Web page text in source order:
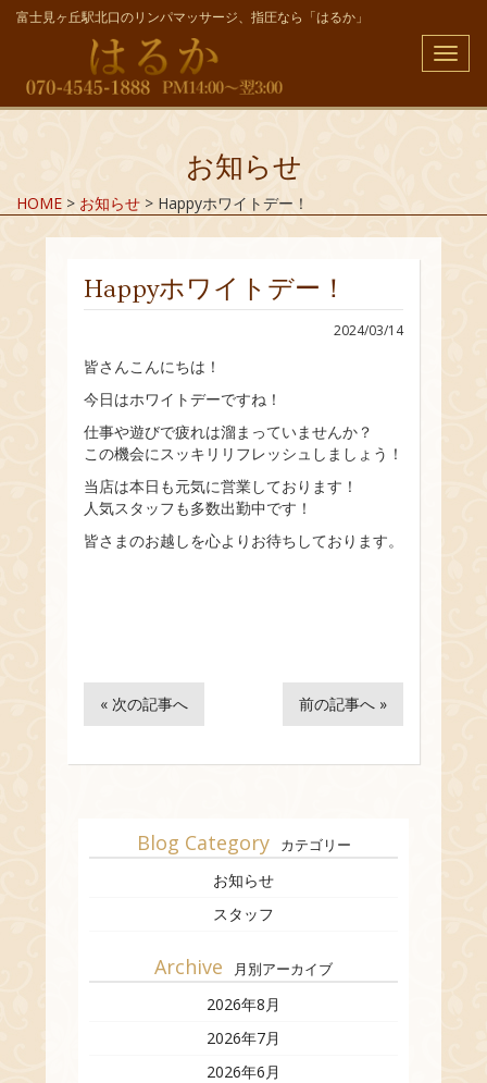
富士見ヶ丘駅北口のリンパマッサージ、指圧なら「はるか」
メ
ニ
お知らせ
HOME > お知らせ > Happyホワイトデー！
Happyホワイトデー！
2024/03/14
皆さんこんにちは！
今日はホワイトデーですね！
仕事や遊びで疲れは溜まっていませんか？
この機会にスッキリリフレッシュしましょう！
当店は本日も元気に営業しております！
人気スタッフも多数出勤中です！
皆さまのお越しを心よりお待ちしております。
« 次の記事へ 前の記事へ »
Blog Category カテゴリー
お知らせ
スタッフ
Archive 月別アーカイブ
2026年8月
2026年7月
2026年6月